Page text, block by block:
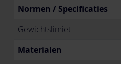
Normen / Specificaties
Gewichtslimiet
Materialen